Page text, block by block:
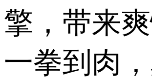
擎，带来
一拳到肉